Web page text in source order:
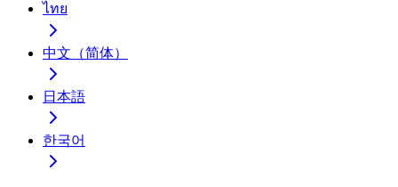
ไทย
中文（简体）
日本語
한국어